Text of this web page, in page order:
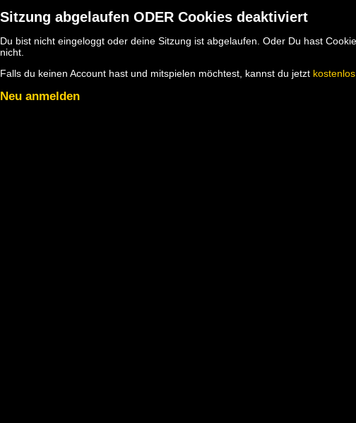
Sitzung abgelaufen ODER Cookies deaktiviert
Du bist nicht eingeloggt oder deine Sitzung ist abgelaufen. Oder Du hast
nicht.
Falls du keinen Account hast und mitspielen möchtest, kannst du jetzt
Neu anmelden